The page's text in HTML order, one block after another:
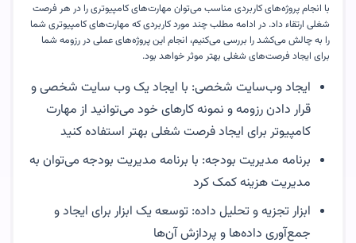
با انجام پروژه‌های کاربردی مناسب می‌توان مهارت‌های کامپیوتری را در هر فرصت
شغلی ارتقاء داد. در ادامه مطلب چند مورد کاربردی که مهارت‌های کامپیوتری شما
را به چالش می‌کشد را بررسی می‌کنیم، انجام این پروژه‌های عملی در رزومه شما
برای ایجاد فرصت‌های شغلی بهتر موثر خواهد بود.
ایجاد وب‌سایت شخصی: با ایجاد یک وب سایت شخصی و
قرار دادن رزومه و نمونه کارهای خود می‌توانید از مهارت
کامپیوتر برای ایجاد فرصت شغلی بهتر استفاده کنید
برنامه مدیریت بودجه: با برنامه مدیریت بودجه می‌توان به
مدیریت هزینه کمک کرد
ابزار تجزیه و تحلیل داده: توسعه یک ابزار برای ایجاد و
جمع‌آوری داده‌ها و پردازش آن‌ها